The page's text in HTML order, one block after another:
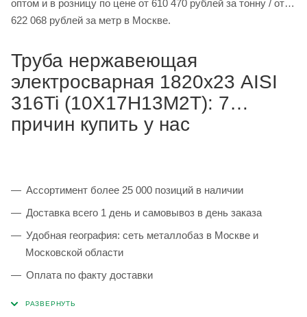
оптом и в розницу по цене от 610 470 рублей за тонну / от
622 068 рублей за метр в Москве.
Труба нержавеющая
электросварная 1820х23 AISI
316Ti (10Х17Н13М2Т): 7
причин купить у нас
Ассортимент более 25 000 позиций в наличии
Доставка всего 1 день и самовывоз в день заказа
Удобная география: сеть металлобаз в Москве и
Московской области
Оплата по факту доставки